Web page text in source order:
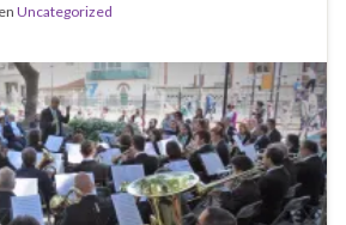
en Uncategorized